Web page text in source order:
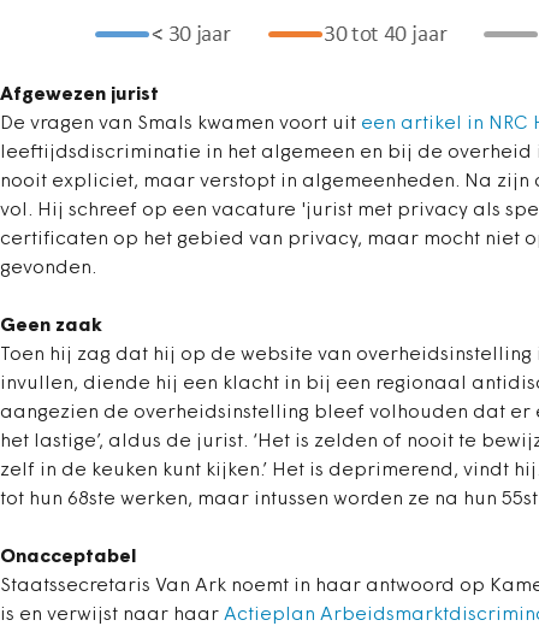
Afgewezen jurist
De vragen van Smals kwamen voort uit een artikel in
leeftijdsdiscriminatie in het algemeen en bij de
nooit expliciet, maar verstopt in algemeenheden. Na
vol. Hij schreef op een vacature 'jurist met privacy als
certificaten op het gebied van privacy, maar mocht niet
gevonden.
Geen zaak
Toen hij zag dat hij op de website van
invullen, diende hij een klacht in bij een regionaal
aangezien de overheidsinstelling bleef volhouden dat
het lastige’, aldus de jurist. ‘Het is zelden of nooit te
zelf in de keuken kunt kijken.’ Het is deprimerend, vindt
tot hun 68ste werken, maar intussen worden ze na hun
Onacceptabel
Staatssecretaris Van Ark noemt in haar antwoord op
is en verwijst naar haar Actieplan